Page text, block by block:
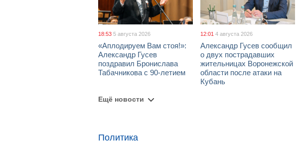
18:53 5 августа 2026
«Аплодируем Вам стоя!»:
Александр Гусев
поздравил Бронислава
Табачникова с 90-летием
12:01 4 августа 2026
Александр Гусев сообщил
о двух пострадавших
жительницах Воронежской
области после атаки на
Кубань
Ещё новости
Политика